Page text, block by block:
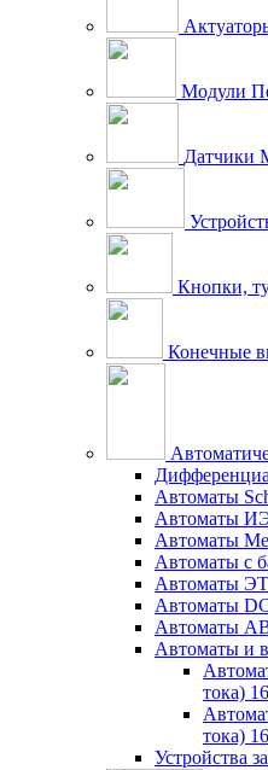
Модули
Датчики
Кнопки,
Конечные
Автоматы
Автоматы
Автоматы
Автоматы с
Автоматы
Автоматы
Автоматы
Автоматы и
тока) 16
тока) 16
Устройства